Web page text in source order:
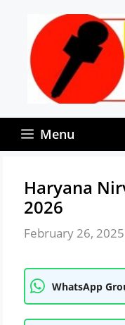
content
Menu
Haryana
2026
February 26, 2025
WhatsApp